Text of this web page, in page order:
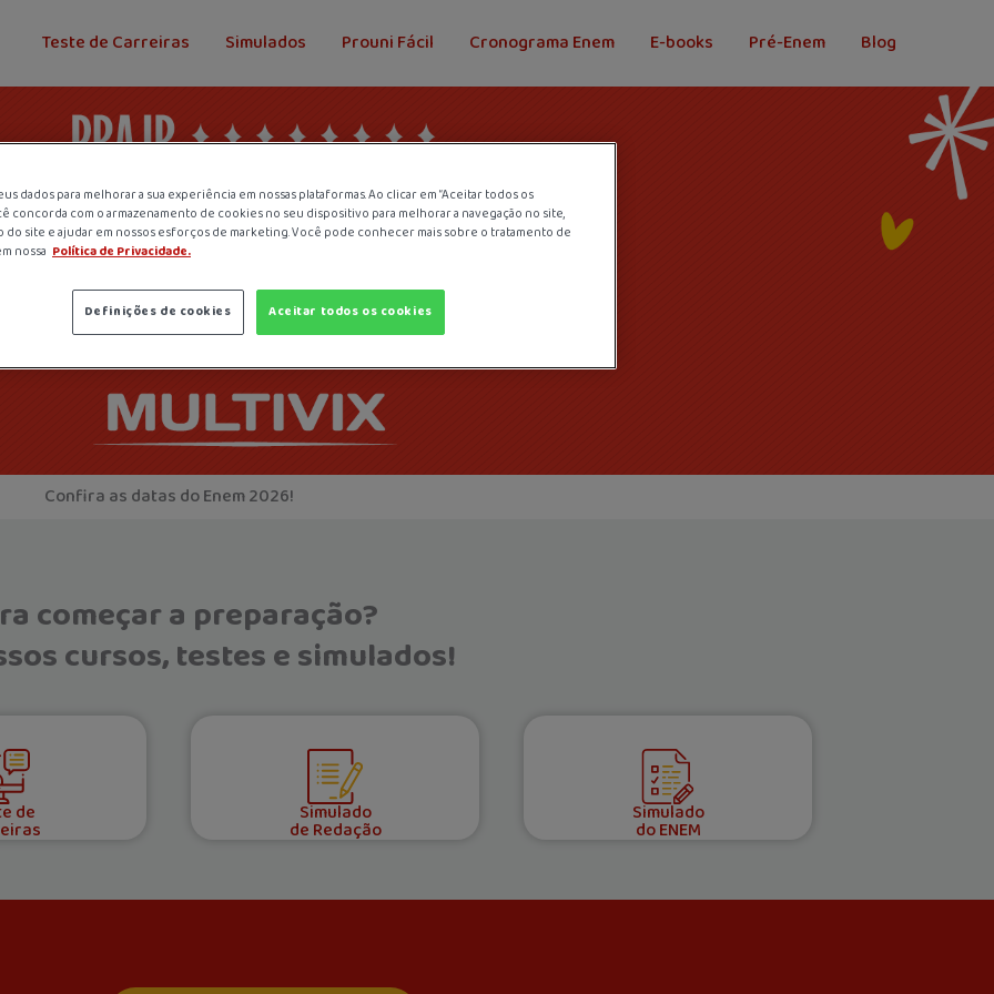
Teste de Carreiras Simulados Prouni Fácil Cronograma Enem E-books Pré-Enem Blog
Confira as datas do Enem 2026!
começar a preparação?
cursos, testes e simulados!
de Simulado
de Redação
Simulado
do ENEM
dados para melhorar a sua experiência em nossas plataformas. Ao clicar em “Aceitar todos os
concorda com o armazenamento de cookies no seu dispositivo para melhorar a navegação no site,
do site e ajudar em nossos esforços de marketing. Você pode conhecer mais sobre o tratamento de
nossa Política de Privacidade.
Aceitar todos os cookies
Definições de cookies